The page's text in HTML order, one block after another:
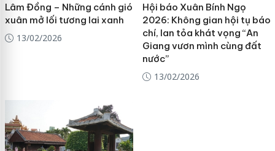
Lâm Đồng – Những cánh gió
xuân mở lối tương lai xanh
13/02/2026
Hội báo Xuân Bính Ngọ
2026: Không gian hội tụ báo
chí, lan tỏa khát vọng “An
Giang vươn mình cùng đất
nước”
13/02/2026